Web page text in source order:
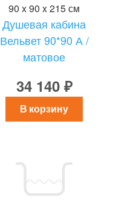
90 x 90 x 215 см
Душевая кабина
Вельвет 90*90 А /
матовое
34 140 ₽
В корзину